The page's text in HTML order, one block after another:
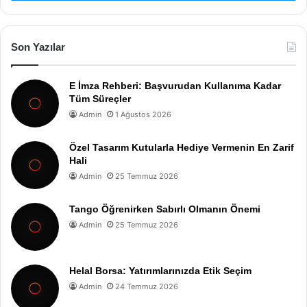
Son Yazılar
E İmza Rehberi: Başvurudan Kullanıma Kadar
Tüm Süreçler
Admin 1 Ağustos 2026
Özel Tasarım Kutularla Hediye Vermenin En Zarif
Hali
Admin 25 Temmuz 2026
Tango Öğrenirken Sabırlı Olmanın Önemi
Admin 25 Temmuz 2026
Helal Borsa: Yatırımlarınızda Etik Seçim
Admin 24 Temmuz 2026